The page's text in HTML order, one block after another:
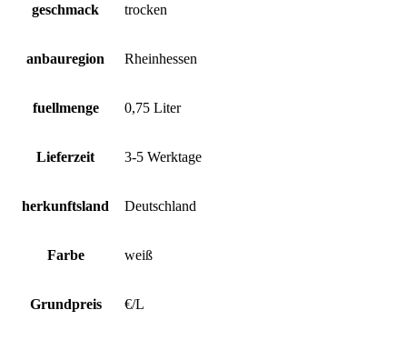
geschmack trocken
anbauregion Rheinhessen
fuellmenge 0,75 Liter
Lieferzeit 3-5 Werktage
herkunftsland Deutschland
Farbe weiß
Grundpreis €/L